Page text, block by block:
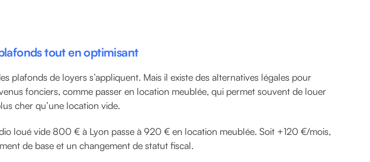
tout en optimisant
plafonds de loyers s’appliquent. Mais il existe des alternatives légales pour
fonciers, comme passer en location meublée, qui permet souvent de louer
cher qu’une location vide.
loué vide 800 € à Lyon passe à 920 € en location meublée. Soit +120 €/mois,
de base et un changement de statut fiscal.